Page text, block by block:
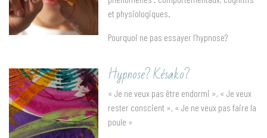
et physiologiques.
Pourquoi ne pas essayer l’hypnose?
Hypnose? Késako?
« Je ne veux pas être endormi », « Je veux
rester conscient », « Je ne veux pas faire la
poule »